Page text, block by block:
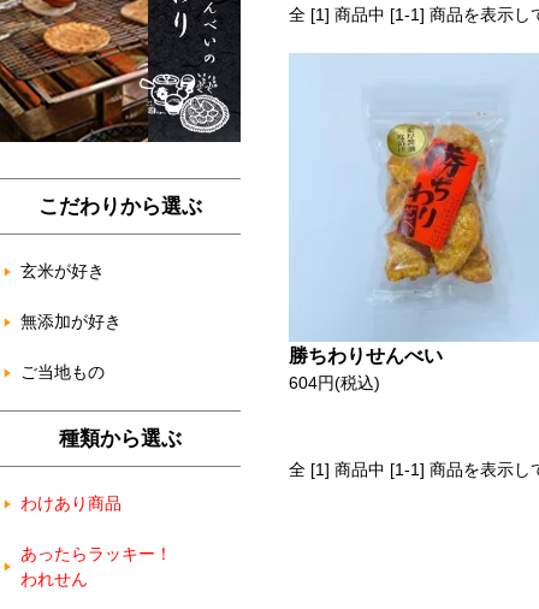
こだわりから選ぶ
玄米が好き
無添加が好き
ご当地もの
種類から選ぶ
わけあり商品
あったらラッキー！
われせん
全 [1] 商品中 [1-1] 商品を表示し
勝ちわりせんべい
604円(税込)
全 [1] 商品中 [1-1] 商品を表示し